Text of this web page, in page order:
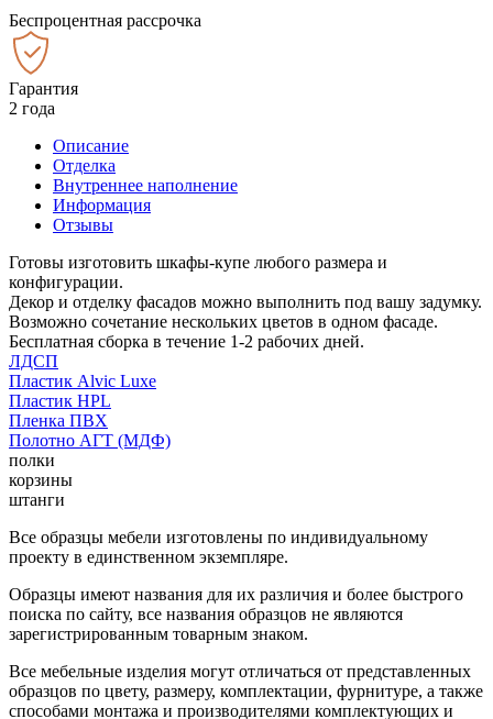
Беспроцентная рассрочка
Гарантия
2 года
Описание
Отделка
Внутреннее наполнение
Информация
Отзывы
Готовы изготовить шкафы-купе любого размера и
конфигурации.
Декор и отделку фасадов можно выполнить под вашу задумку.
Возможно сочетание нескольких цветов в одном фасаде.
Бесплатная сборка в течение 1-2 рабочих дней.
ЛДСП
Пластик Alvic Luxe
Пластик HPL
Пленка ПВХ
Полотно АГТ (МДФ)
полки
корзины
штанги
Все образцы мебели изготовлены по индивидуальному
проекту в единственном экземпляре.
Образцы имеют названия для их различия и более быстрого
поиска по сайту, все названия образцов не являются
зарегистрированным товарным знаком.
Все мебельные изделия могут отличаться от представленных
образцов по цвету, размеру, комплектации, фурнитуре, а также
способами монтажа и производителями комплектующих и